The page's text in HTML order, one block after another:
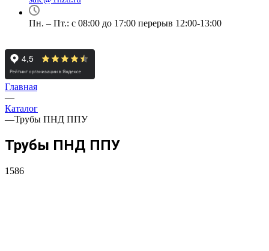
Пн. – Пт.: с 08:00 до 17:00 перерыв 12:00-13:00
Главная
—
Каталог
—Трубы ПНД ППУ
Трубы ПНД ППУ
1586